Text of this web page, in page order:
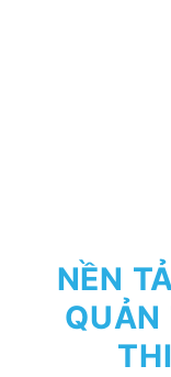
NỀN
QUẢN